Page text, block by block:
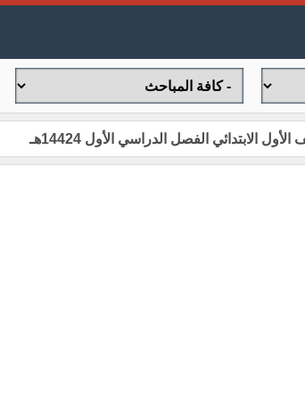
الفصل الدراسي الأول 14424هـ